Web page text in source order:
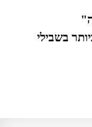
בשבילי